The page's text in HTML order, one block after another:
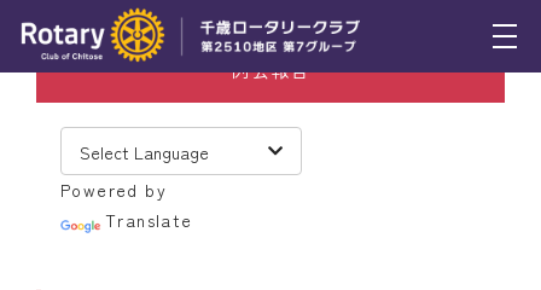
トピックス
例会報告
例会報告
Powered by
Translate